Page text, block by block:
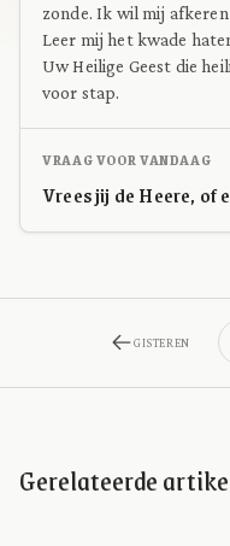
zonde. Ik wil mij
Leer mij het kwade
Uw Heilige Geest die
voor stap.
VRAAG VOOR VANDAAG
Vrees jij de Heere, of
GISTEREN
Gerelateerde